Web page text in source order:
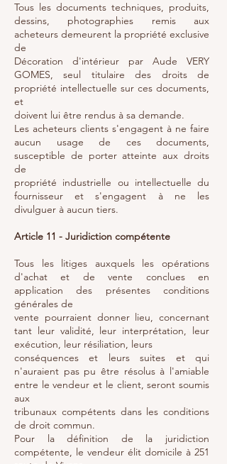
Tous les documents techniques, produits,
dessins, photographies remis aux
acheteurs demeurent la propriété exclusive
de
Décoration d'intérieur par Aude VERY
GOMES, seul titulaire des droits de
propriété intellectuelle sur ces documents,
et
doivent lui être rendus à sa demande.
Les acheteurs clients s'engagent à ne faire
aucun usage de ces documents,
susceptible de porter atteinte aux droits
de
propriété industrielle ou intellectuelle du
fournisseur et s'engagent à ne les
divulguer à aucun tiers.
Article 11 - Juridiction compétente
Tous les litiges auxquels les opérations
d'achat et de vente conclues en
application des présentes conditions
générales de
vente pourraient donner lieu, concernant
tant leur validité, leur interprétation, leur
exécution, leur résiliation, leurs
conséquences et leurs suites et qui
n'auraient pas pu être résolus à l'amiable
entre le vendeur et le client, seront soumis
aux
tribunaux compétents dans les conditions
de droit commun.
Pour la définition de la juridiction
compétente, le vendeur élit domicile à 251